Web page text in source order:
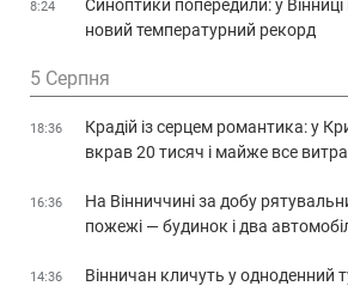
8:24
Синоптики попередили: у
новий температурний рекорд
5 Серпня
18:36
Крадій із серцем романтика: у
вкрав 20 тисяч і майже все
16:36
На Вінниччині за добу
пожежі — будинок і два
14:36
Вінничан кличуть у одноденний